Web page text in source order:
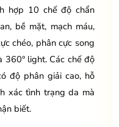
hợp 10 chế độ chẩn
bề mặt, mạch máu,
chéo, phân cực song
360° light. Các chế độ
độ phân giải cao, hỗ
xác tình trạng da mà
biết.